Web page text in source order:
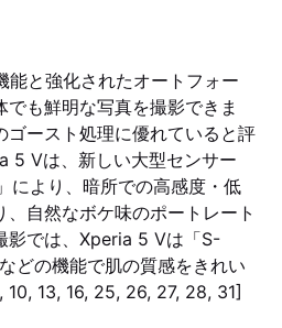
と強化されたオートフォー
も鮮明な写真を撮影できま
ゴースト処理に優れていると評
5 Vは、新しい大型センサー
により、暗所での高感度・低
、自然なボケ味のポートレート
影では、Xperia 5 Vは「S-
どの機能で肌の質感をきれい
13, 16, 25, 26, 27, 28, 31]